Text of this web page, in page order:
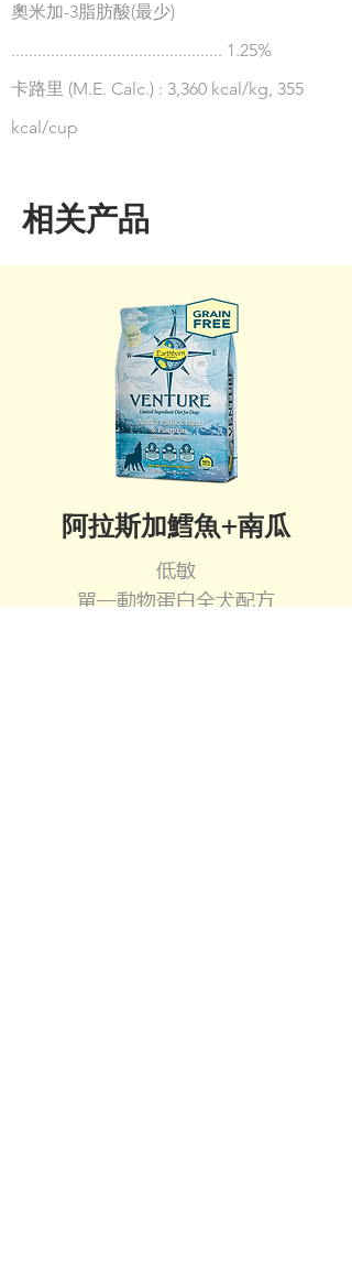
相关产品
奧米加-3脂肪酸(最少)
................................................ 1.25%
卡路里 (M.E. Calc.) : 3,360 kcal/kg, 355
kcal/cup
阿拉斯加鱈魚+南瓜
低敏
單一動物蛋白全犬配方